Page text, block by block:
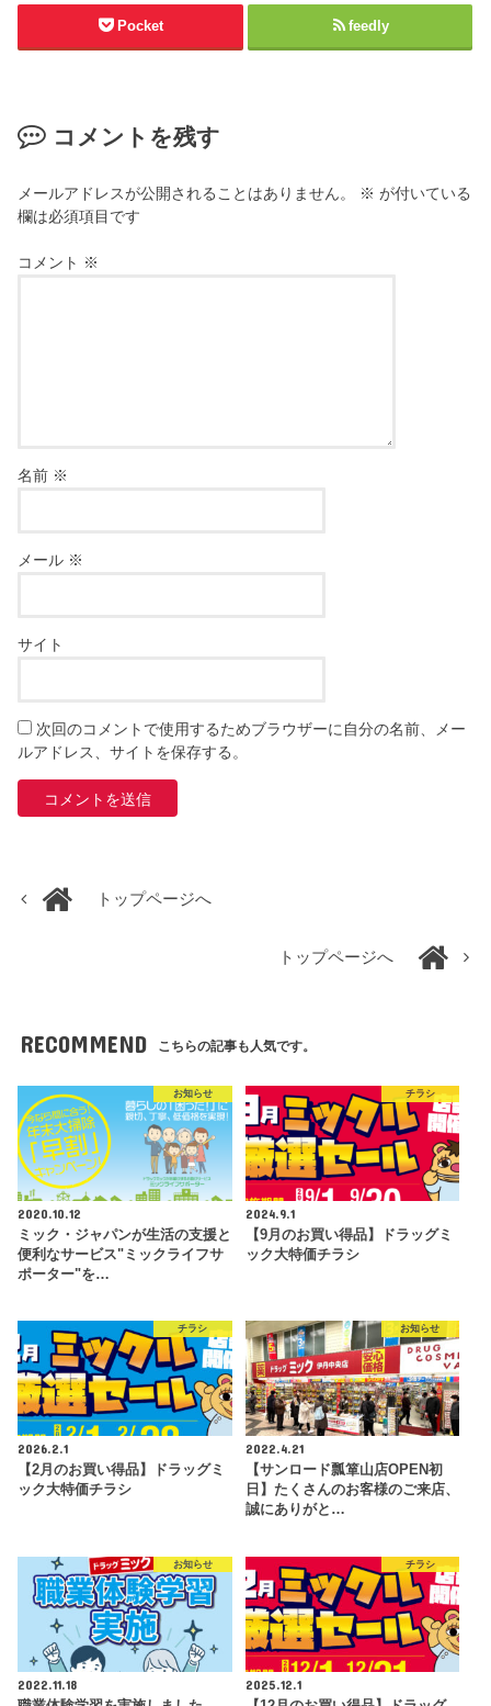
Pocket feedly
コメントを残す
メールアドレスが公開されることはありません。 ※ が付いている
欄は必須項目です
コメント ※
名前 ※
メール ※
サイト
次回のコメントで使用するためブラウザーに自分の名前、メー
ルアドレス、サイトを保存する。
トップページへ
トップページへ
RECOMMEND こちらの記事も人気です。
お知らせ
2020.10.12
ミック・ジャパンが生活の支援と
便利なサービス"ミックライフサ
ポーター"を…
チラシ
2024.9.1
【9月のお買い得品】ドラッグミ
ック大特価チラシ
チラシ
2026.2.1
【2月のお買い得品】ドラッグミ
ック大特価チラシ
お知らせ
2022.4.21
【サンロード瓢箪山店OPEN初
日】たくさんのお客様のご来店、
誠にありがと…
お知らせ
2022.11.18
チラシ
2025.12.1